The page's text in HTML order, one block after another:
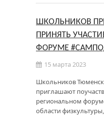
ШКОЛЬНИКОВ
ПРИНЯТЬ
ФОРУМЕ
15 марта 2023
Школьников
приглашают
региональном
области